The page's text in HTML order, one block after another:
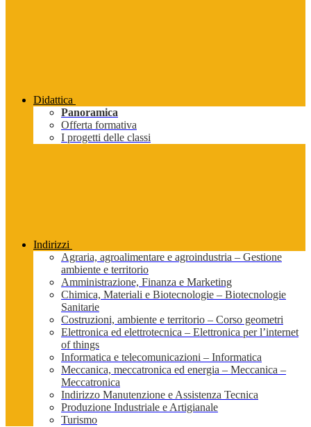
Didattica
Panoramica
Offerta formativa
I progetti delle classi
Indirizzi
Agraria, agroalimentare e agroindustria – Gestione
ambiente e territorio
Amministrazione, Finanza e Marketing
Chimica, Materiali e Biotecnologie – Biotecnologie
Sanitarie
Costruzioni, ambiente e territorio – Corso geometri
Elettronica ed elettrotecnica – Elettronica per l’internet
of things
Informatica e telecomunicazioni – Informatica
Meccanica, meccatronica ed energia – Meccanica –
Meccatronica
Indirizzo Manutenzione e Assistenza Tecnica
Produzione Industriale e Artigianale
Turismo